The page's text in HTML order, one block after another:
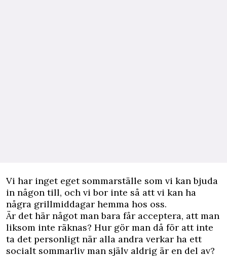
Vi har inget eget sommarställe som vi kan bjuda
in någon till, och vi bor inte så att vi kan ha
några grillmiddagar hemma hos oss.
Är det här något man bara får acceptera, att man
liksom inte räknas? Hur gör man då för att inte
ta det personligt när alla andra verkar ha ett
socialt sommarliv man själv aldrig är en del av?